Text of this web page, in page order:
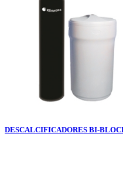
DESCALCIFICADORES BI-